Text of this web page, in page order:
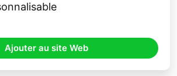
Ajouter au site Web